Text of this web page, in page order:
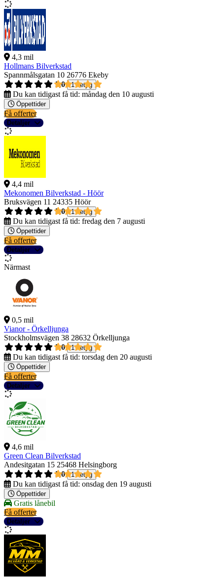
4,3 mil
Hollmans Bilverkstad
Spannmålsgatan 10 26776 Ekeby
5,0
1 betyg
Du kan tidigast få tid: måndag den 10 augusti
Öppettider
Få offerter
Detaljer
4,4 mil
Mekonomen Bilverkstad - Höör
Bruksvägen 11 24335 Höör
5,0
1 betyg
Du kan tidigast få tid: fredag den 7 augusti
Öppettider
Få offerter
Detaljer
Närmast
0,5 mil
Vianor - Örkelljunga
Stockholmsvägen 38 28632 Örkelljunga
5,0
1 betyg
Du kan tidigast få tid: torsdag den 20 augusti
Öppettider
Få offerter
Detaljer
4,6 mil
Green Clean Bilverkstad
Andesitgatan 15 25468 Helsingborg
5,0
1 betyg
Du kan tidigast få tid: onsdag den 19 augusti
Öppettider
Gratis lånebil
Få offerter
Detaljer